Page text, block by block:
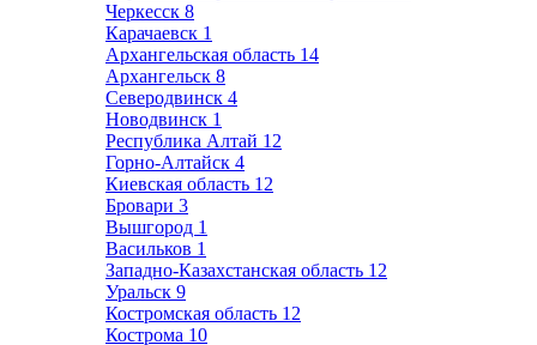
Черкесск 8
Карачаевск 1
Архангельская область 14
Архангельск 8
Северодвинск 4
Новодвинск 1
Республика Алтай 12
Горно-Алтайск 4
Киевская область 12
Бровари 3
Вышгород 1
Васильков 1
Западно-Казахстанская область 12
Уральск 9
Костромская область 12
Кострома 10